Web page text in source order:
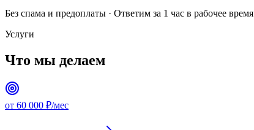
Без спама и предоплаты · Ответим за 1 час в рабочее время
Услуги
Что мы делаем
от 60 000 ₽/мес